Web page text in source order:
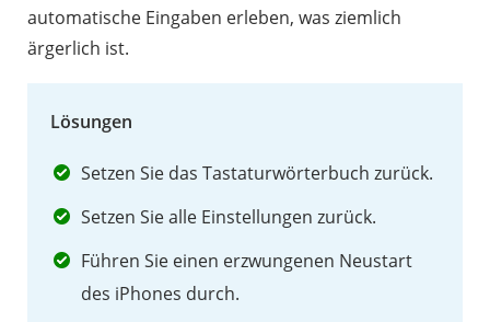
automatische Eingaben erleben, was ziemlich
ärgerlich ist.
Lösungen
Setzen Sie das Tastaturwörterbuch zurück.
Setzen Sie alle Einstellungen zurück.
Führen Sie einen erzwungenen Neustart
des iPhones durch.